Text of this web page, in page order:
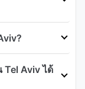
Aviv ได้